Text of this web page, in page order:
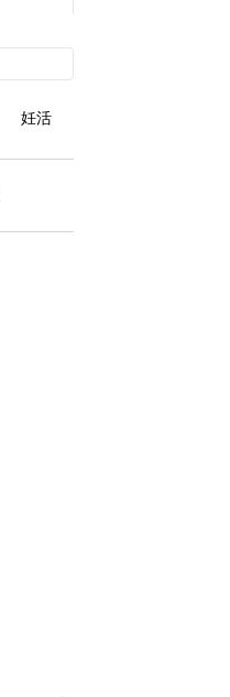
妊活